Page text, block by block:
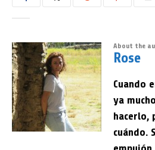
About the
Rose
Cuando
ya
hacerlo,
cuándo.